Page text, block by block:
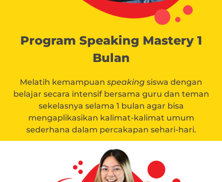
Program Speaking Mastery 1
Bulan
Melatih kemampuan speaking siswa dengan
belajar secara intensif bersama guru dan teman
sekelasnya selama 1 bulan agar bisa
mengaplikasikan kalimat-kalimat umum
sederhana dalam percakapan sehari-hari.